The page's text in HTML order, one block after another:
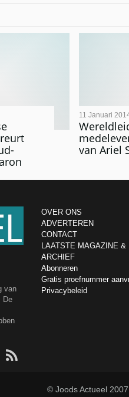
van Ariel
11 Januari
van
De
OVER ONS
ADVERTEREN
CONTACT
LAATSTE MAGAZINE &
ARCHIEF
Abonneren
Gratis proefnummer
Privacybeleid
© Joods Actueel